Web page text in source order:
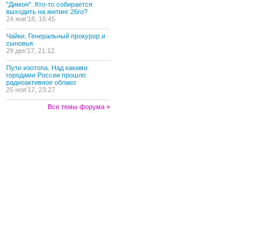
"Димон". Кто-то собирается
выходить на митинг 26го?
24 янв’18, 16:45
Чайки. Генеральный прокурор и
сыновья
29 дек’17, 21:12
Пути изотопа. Над какими
городами России прошло
радиоактивное облако
25 ноя’17, 23:27
Все темы форума »